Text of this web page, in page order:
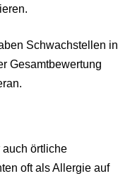
Schwachstellen in
Gesamtbewertung
örtliche
oft als Allergie auf